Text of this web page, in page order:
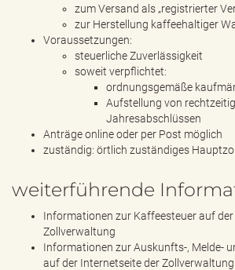
zum Versand als „registrierter
zur Herstellung kaffeehaltiger
Voraussetzungen:
steuerliche Zuverlässigkeit
soweit verpflichtet:
ordnungsgemäße
Aufstellung von
Jahresabschlüssen
Anträge online oder per Post möglich
zuständig: örtlich zuständiges
weiterführende
Informationen zur Kaffeesteuer auf
Zollverwaltung
Informationen zur Auskunfts-, Melde-
auf der Internetseite der Zollverwaltung